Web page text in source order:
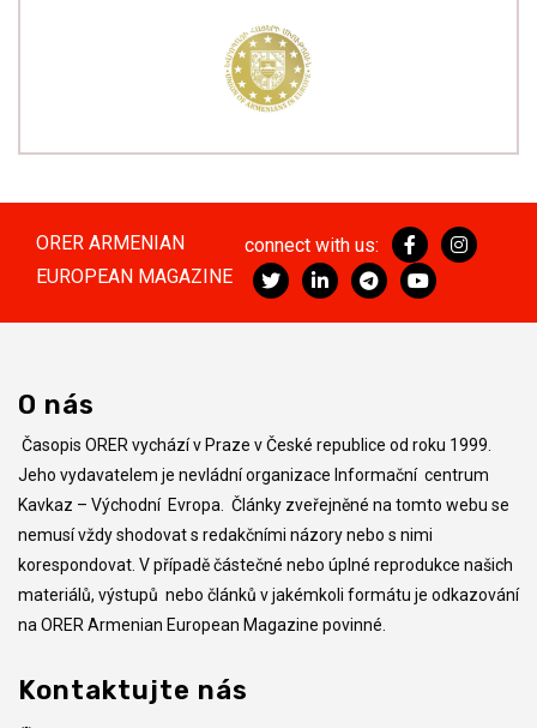
ORER ARMENIAN
EUROPEAN MAGAZINE
connect with us:
O nás
Časopis ORER vychází v Praze v České republice od roku 1999.
Jeho vydavatelem je nevládní organizace Informační centrum
Kavkaz – Východní Evropa. Články zveřejněné na tomto webu se
nemusí vždy shodovat s redakčními názory nebo s nimi
korespondovat. V případě částečné nebo úplné reprodukce našich
materiálů, výstupů nebo článků v jakémkoli formátu je odkazování
na ORER Armenian European Magazine povinné.
Kontaktujte nás